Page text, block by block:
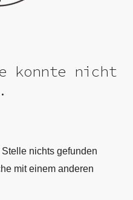
konnte nicht
nichts gefunden
mit einem anderen